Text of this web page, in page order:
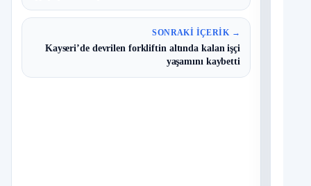
SONRAKI İÇERIK →
Kayseri’de devrilen forkliftin altında kalan işçi
yaşamını kaybetti